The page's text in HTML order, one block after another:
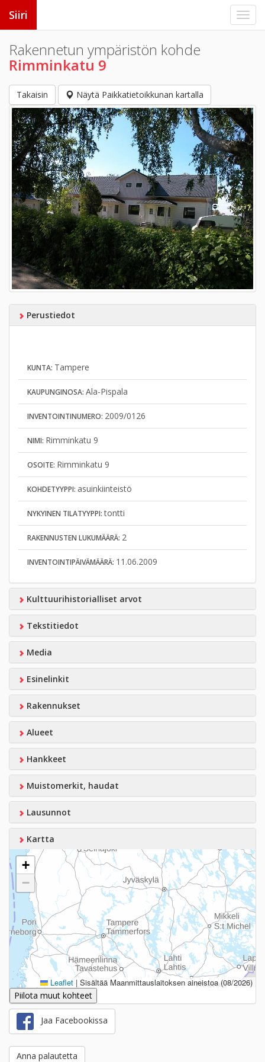
Siiri
Rakennetun ympäristön kohde
Rimminkatu 9
Takaisin Näytä Paikkatietoikkunan kartalla
Perustiedot
KUNTA: Tampere
KAUPUNGINOSA: Ala-Pispala
INVENTOINTINUMERO: 2009/0126
NIMI: Rimminkatu 9
OSOITE: Rimminkatu 9
KOHDETYYPPI: asuinkiinteistö
NYKYINEN TILATYYPPI:tontti
RAKENNUSTEN LUKUMÄÄRÄ: 2
INVENTOINTIPÄIVÄMÄÄRÄ: 11.06.2009
Kulttuurihistorialliset arvot
Tekstitiedot
Media
Esinelinkit
Rakennukset
Alueet
Hankkeet
Muistomerkit, haudat
Lausunnot
Kartta
+
−
Leaflet | Sisältää Maanmittauslaitoksen aineistoa (08/2026)
Piilota muut kohteet
Jaa Facebookissa
Anna palautetta